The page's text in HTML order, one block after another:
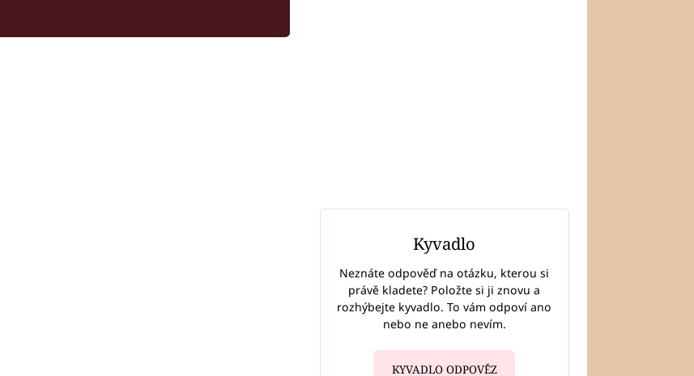
Kyvadlo
Neznáte odpověď na otázku, kterou si
právě kladete? Položte si ji znovu a
rozhýbejte kyvadlo. To vám odpoví ano
nebo ne anebo nevím.
KYVADLO ODPOVĚZ